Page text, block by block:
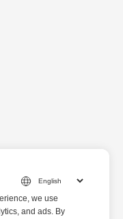
we use
and ads. By